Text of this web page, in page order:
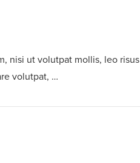
nisi ut volutpat mollis, leo risus
volutpat, …